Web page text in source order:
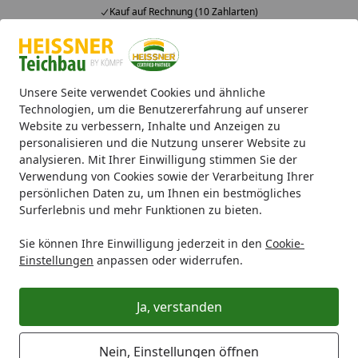
Unsere Seite verwendet Cookies und ähnliche
Technologien, um die Benutzererfahrung auf unserer
Website zu verbessern, Inhalte und Anzeigen zu
personalisieren und die Nutzung unserer Website zu
analysieren. Mit Ihrer Einwilligung stimmen Sie der
Verwendung von Cookies sowie der Verarbeitung Ihrer
persönlichen Daten zu, um Ihnen ein bestmögliches
Surferlebnis und mehr Funktionen zu bieten.
Sie können Ihre Einwilligung jederzeit in den Cookie-
Einstellungen anpassen oder widerrufen.
Ja, verstanden
Nein, Einstellungen öffnen
Kauf auf Rechnung (10 Zahlarten)
Alle Produkte
Mein Konto
Suchen
Startseite
Ersatzteile Teichpumpe Heissner Flügelrad (ZP3001-00)
Heissner Flügelrad (ZP3001-00)